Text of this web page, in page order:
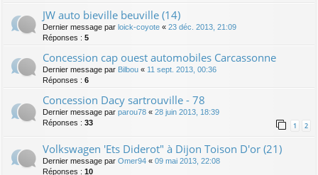
JW auto bieville beuville (14)
Dernier message par loick-coyote « 23 déc. 2013, 21:09
Réponses : 5
Concession cap ouest automobiles Carcassonne
Dernier message par Bilbou « 11 sept. 2013, 00:36
Réponses : 6
Concession Dacy sartrouville - 78
Dernier message par parou78 « 28 juin 2013, 18:39
Réponses : 33 1 2
Volkswagen 'Ets Diderot" à Dijon Toison D'or (21)
Dernier message par Omer94 « 09 mai 2013, 22:08
Réponses : 10